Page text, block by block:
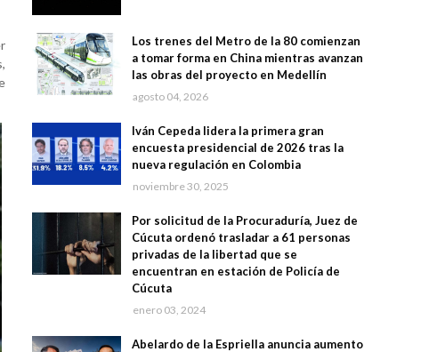
Los trenes del Metro de la 80 comienzan
a tomar forma en China mientras avanzan
las obras del proyecto en Medellín
agosto 04, 2026
Iván Cepeda lidera la primera gran
encuesta presidencial de 2026 tras la
nueva regulación en Colombia
noviembre 30, 2025
Por solicitud de la Procuraduría, Juez de
Cúcuta ordenó trasladar a 61 personas
privadas de la libertad que se
encuentran en estación de Policía de
Cúcuta
enero 03, 2024
Abelardo de la Espriella anuncia aumento